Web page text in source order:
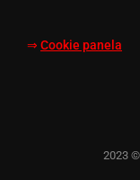
⇒ Cookie panela
2023